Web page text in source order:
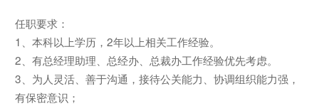
任职要求：
1、本科以上学历，2年以上相关工作经验。
2、有总经理助理、总经办、总裁办工作经验优先考虑。
3、为人灵活、善于沟通，接待公关能力、协调组织能力强，
有保密意识；